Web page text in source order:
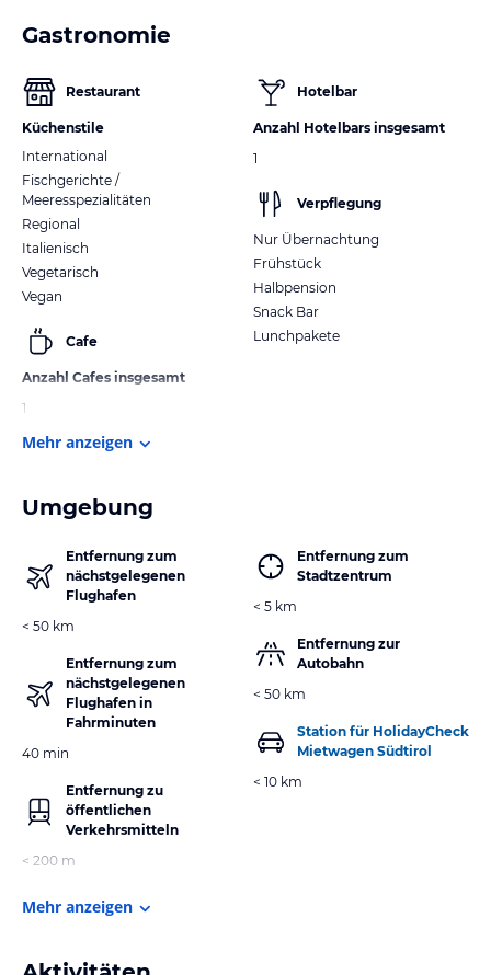
Gastronomie
Restaurant
Küchenstile
International
Fischgerichte /
Meeresspezialitäten
Regional
Italienisch
Vegetarisch
Vegan
Cafe
Anzahl Cafes insgesamt
1
Hotelbar
Anzahl Hotelbars insgesamt
1
Verpflegung
Nur Übernachtung
Frühstück
Halbpension
Snack Bar
Lunchpakete
Mehr anzeigen
Umgebung
Entfernung zum
nächstgelegenen
Flughafen
< 50 km
Entfernung zum
nächstgelegenen
Flughafen in
Fahrminuten
40 min
Entfernung zu
öffentlichen
Verkehrsmitteln
< 200 m
Entfernung zum
Stadtzentrum
< 5 km
Entfernung zur
Autobahn
< 50 km
Station für HolidayCheck
Mietwagen Südtirol
< 10 km
Mehr anzeigen